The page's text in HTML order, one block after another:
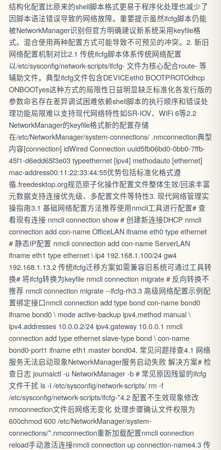
结构化配置比原来的shell脚本格式更易于程序化处理也减少了
因脚本语法错误导致的网络故障。重要提示虽然ifcfg脚本仍能
被NetworkManager识别但官方明确建议新系统采用keyfile格
式。混合使用两种配置方式可能导致不可预见的冲突。2. 新旧
网络配置机制对比2.1 传统ifcfg脚本体系传统网络配置
以/etc/sysconfig/network-scripts/ifcfg- 文件为核心配合route- 等
辅助文件。典型ifcfg文件包含DEVICEeth0 BOOTPROTOdhcp
ONBOOTyes这种方式的局限性日益明显缺乏标准化各发行版的
参数命名存在差异调试困难依赖shell脚本的执行顺序和错误处
理功能局限难以支持现代网络特性如SR-IOV、WiFi 6等2.2
NetworkManager的keyfile格式新的配置存储
在/etc/NetworkManager/system-connections/ .nmconnection典型
内容[connection] idWired Connection uuid5fb06bd0-0bb0-7ffb-
45f1-d6edd65f3e03 typeethernet [ipv4] methodauto [ethernet]
mac-address00:11:22:33:44:55优势包括标准化格式遵
循.freedesktop.org规范原子化操作配置文件整体生效/回滚丰富
元数据支持连接优先级、多配置文件等特性3. 现代网络管理实
操指南3.1 基础网络配置方法推荐使用nmcli工具进行配置# 查
看现有连接 nmcli connection show # 创建新连接DHCP nmcli
connection add con-name OfficeLAN ifname eth0 type ethernet
# 静态IP配置 nmcli connection add con-name ServerLAN
ifname eth1 type ethernet \ ip4 192.168.1.100/24 gw4
192.168.1.13.2 传统ifcfg迁移方案如需兼容旧系统可通过工具转
换# 将ifcfg转换为keyfile nmcli connection migrate # 反向转换不
推荐 nmcli connection migrate --ifcfg-rh3.3 高级网络配置示例配
置绑定接口nmcli connection add type bond con-name bond0
ifname bond0 \ mode active-backup ipv4.method manual \
ipv4.addresses 10.0.0.2/24 ipv4.gateway 10.0.0.1 nmcli
connection add type ethernet slave-type bond \ con-name
bond0-port1 ifname eth1 master bond04. 常见问题排查4.1 网络
服务无法启动现象NetworkManager服务启动失败 解决方案# 检
查日志 journalctl -u NetworkManager -b # 常见原因残留的ifcfg
文件干扰 ls -l /etc/sysconfig/network-scripts/ rm -f
/etc/sysconfig/network-scripts/ifcfg-*4.2 配置不生效现象修改
nmconnection文件后网络无变化 处理步骤确认文件权限为
600chmod 600 /etc/NetworkManager/system-
connections/*.nmconnection重新加载配置nmcli connection
reload手动激活连接nmcli connection up connection-name4.3 传